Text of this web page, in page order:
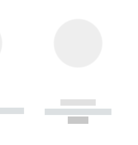
------------
----------- -----------